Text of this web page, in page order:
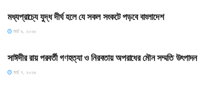
মধ্যপ্রাচ্যে যুদ্ধ দীর্ঘ হলে যে সকল সংকটে পড়বে বাংলাদেশ
মার্চ ৯, ২০২৬
সাঈদীর রায় পরবর্তী গণহত্যা ও নিরবতায় অপরাধের মৌন সম্মতি উৎপাদন
মার্চ ৭, ২০২৬